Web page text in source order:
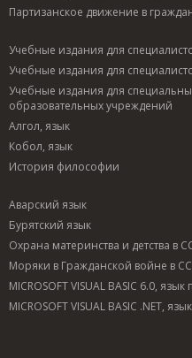
Партизанское движение в
Учебные издания для
Учебные издания для
Учебные издания для
образовательных учреждений
Алгол, язык
Кобол, язык
История философии
Аварский язык
Бурятский язык
Охрана материнства и детства в
Моряки в Гражданской войне в
MICROSOFT VISUAL BASIC 6.0,
MICROSOFT VISUAL BASIC .NET,